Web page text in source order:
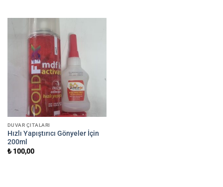
DUVAR ÇITALARI
Hızlı Yapıştırıcı Gönyeler İçin
200ml
₺100,00